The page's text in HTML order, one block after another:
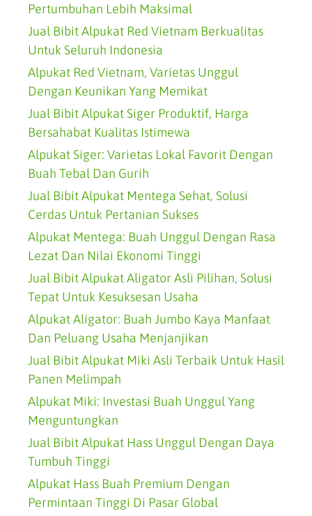
Pertumbuhan Lebih Maksimal
Jual Bibit Alpukat Red Vietnam Berkualitas
Untuk Seluruh Indonesia
Alpukat Red Vietnam, Varietas Unggul
Dengan Keunikan Yang Memikat
Jual Bibit Alpukat Siger Produktif, Harga
Bersahabat Kualitas Istimewa
Alpukat Siger: Varietas Lokal Favorit Dengan
Buah Tebal Dan Gurih
Jual Bibit Alpukat Mentega Sehat, Solusi
Cerdas Untuk Pertanian Sukses
Alpukat Mentega: Buah Unggul Dengan Rasa
Lezat Dan Nilai Ekonomi Tinggi
Jual Bibit Alpukat Aligator Asli Pilihan, Solusi
Tepat Untuk Kesuksesan Usaha
Alpukat Aligator: Buah Jumbo Kaya Manfaat
Dan Peluang Usaha Menjanjikan
Jual Bibit Alpukat Miki Asli Terbaik Untuk Hasil
Panen Melimpah
Alpukat Miki: Investasi Buah Unggul Yang
Menguntungkan
Jual Bibit Alpukat Hass Unggul Dengan Daya
Tumbuh Tinggi
Alpukat Hass Buah Premium Dengan
Permintaan Tinggi Di Pasar Global